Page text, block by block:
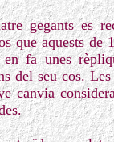
gegants es
que aquests de
fa unes
del seu cos.
canvia